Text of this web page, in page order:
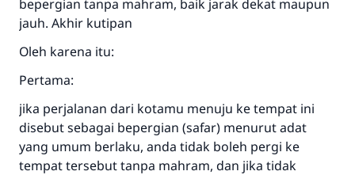
bepergian tanpa mahram, baik jarak dekat maupun
jauh. Akhir kutipan
Oleh karena itu:
Pertama:
jika perjalanan dari kotamu menuju ke tempat ini
disebut sebagai bepergian (safar) menurut adat
yang umum berlaku, anda tidak boleh pergi ke
tempat tersebut tanpa mahram, dan jika tidak